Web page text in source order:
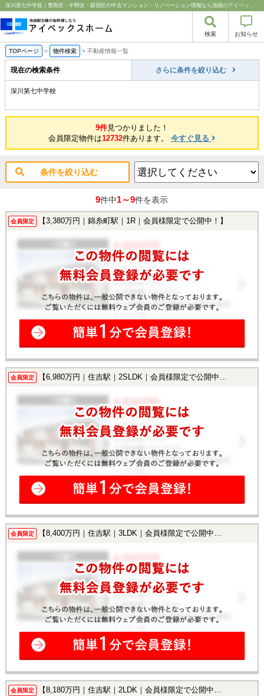
深川第七中学校｜豊島区・中野区・新宿区の中古マンション・リノベーション情報なら池袋のアイベックスホーム！
検索 お知らせ
TOPページ > 物件検索 > 不動産情報一覧
現在の検索条件 さらに条件を絞り込む
深川第七中学校
9件見つかりました！
会員限定物件は12732件あります。 今すぐ見る
条件を絞り込む
9件中1～9件を表示
会員限定 【3,380万円｜錦糸町駅｜1R｜会員様限定で公開中！】
会員限定 【6,980万円｜住吉駅｜2SLDK｜会員様限定で公開中！】
会員限定 【8,400万円｜住吉駅｜3LDK｜会員様限定で公開中！】
会員限定 【8,180万円｜住吉駅｜2LDK｜会員様限定で公開中！】